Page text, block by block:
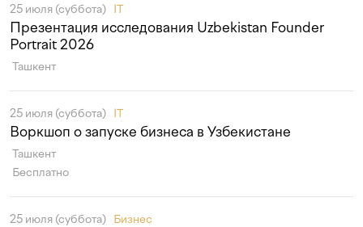
25 июля (суббота) IT
Презентация исследования Uzbekistan Founder
Portrait 2026
Ташкент
25 июля (суббота) IT
Воркшоп о запуске бизнеса в Узбекистане
Ташкент
Бесплатно
25 июля (суббота) Бизнес